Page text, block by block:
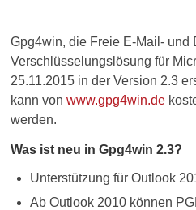
Gpg4win, die Freie E-Mail- und
Verschlüsselungslösung für
25.11.2015 in der Version 2.3
kann vonwww.gpg4win.de
werden.
Was ist neu in Gpg4win 2.3?
Unterstützung für Outlook
Ab Outlook 2010 können